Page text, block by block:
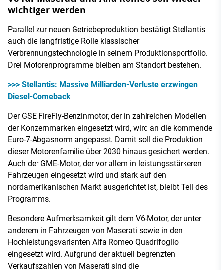
wichtiger werden
Parallel zur neuen Getriebeproduktion bestätigt Stellantis
auch die langfristige Rolle klassischer
Verbrennungstechnologie in seinem Produktionsportfolio.
Drei Motorenprogramme bleiben am Standort bestehen.
>>> Stellantis: Massive Milliarden-Verluste erzwingen
Diesel-Comeback
Der GSE FireFly-Benzinmotor, der in zahlreichen Modellen
der Konzernmarken eingesetzt wird, wird an die kommende
Euro-7-Abgasnorm angepasst. Damit soll die Produktion
dieser Motorenfamilie über 2030 hinaus gesichert werden.
Auch der GME-Motor, der vor allem in leistungsstärkeren
Fahrzeugen eingesetzt wird und stark auf den
nordamerikanischen Markt ausgerichtet ist, bleibt Teil des
Programms.
Besondere Aufmerksamkeit gilt dem V6-Motor, der unter
anderem in Fahrzeugen von Maserati sowie in den
Hochleistungsvarianten Alfa Romeo Quadrifoglio
eingesetzt wird. Aufgrund der aktuell begrenzten
Verkaufszahlen von Maserati sind die